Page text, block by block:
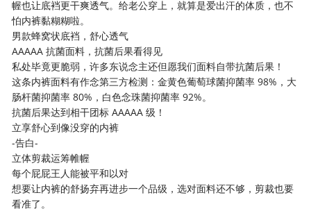
幄也让底裆更干爽透气。给老公穿上，就算是爱出汗的体质，也不
怕内裤黏糊糊啦。
男款蜂窝状底裆，舒心透气
AAAAA 抗菌面料，抗菌后果看得见
私处毕竟更脆弱，许多东说念主还但愿我们面料自带抗菌后果！
这条内裤面料有作念第三方检测：金黄色葡萄球菌抑菌率 98%，大
肠杆菌抑菌率 80%，白色念珠菌抑菌率 92%。
抗菌后果达到相干团标 AAAAA 级！
立享舒心到像没穿的内裤
-告白-
立体剪裁运筹帷幄
每个屁屁王人能被平和以对
想要让内裤的舒扬弃再进步一个品级，选对面料还不够，剪裁也要
看准了。